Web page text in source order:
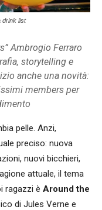
drink list
Ambrogio Ferraro
storytelling e
anche una novità:
members per
pelle. Anzi,
preciso: nuova
nuovi bicchieri,
attuale, il tema
ragazzi è Around the
di Jules Verne e